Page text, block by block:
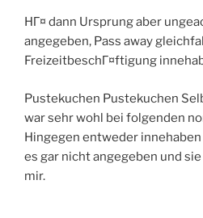
HГ¤ dann Ursprung aber
angegeben, Pass away
FreizeitbeschГ¤ftigung
Pustekuchen Pustekuchen
war sehr wohl bei folgenden
Hingegen entweder
es gar nicht angegeben und
mir.